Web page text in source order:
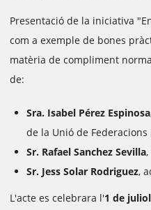
Presentació de la iniciativa
com a exemple de bones
matèria de compliment
de:
Sra. Isabel Pérez
de la Unió de Federacions
Sr. Rafael Sanchez Sevilla
Sr. Jess Solar Rodriguez,
L'acte es celebrara l'1 de